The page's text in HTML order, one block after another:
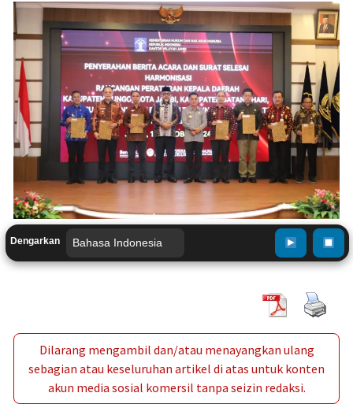
Dengarkan
Dilarang mengambil dan/atau menayangkan ulang
sebagian atau keseluruhan artikel di atas untuk konten
akun media sosial komersil tanpa seizin redaksi.